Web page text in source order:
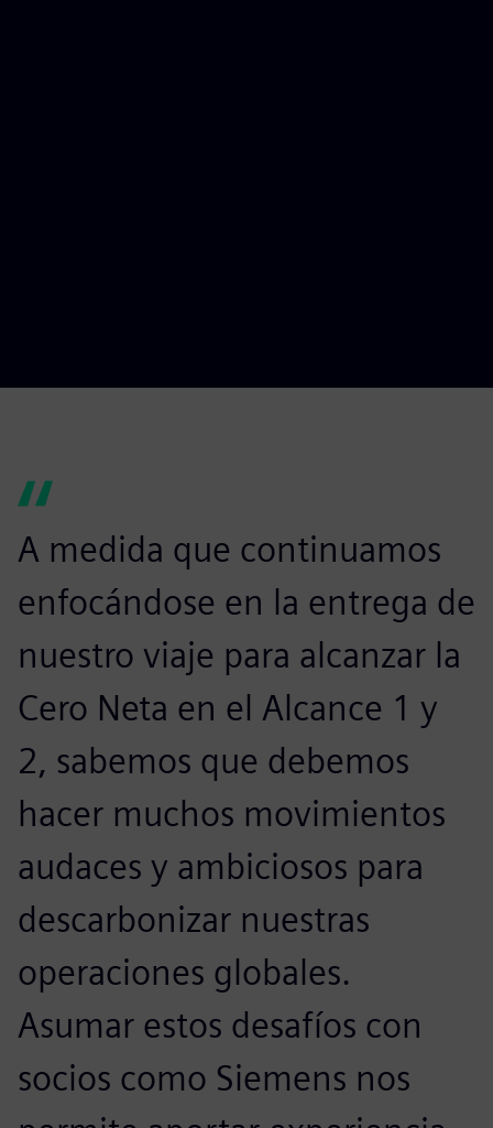
A medida que continuamos
enfocándose en la entrega de
nuestro viaje para alcanzar la
Cero Neta en el Alcance 1 y
2, sabemos que debemos
hacer muchos movimientos
audaces y ambiciosos para
descarbonizar nuestras
operaciones globales.
Asumar estos desafíos con
socios como Siemens nos